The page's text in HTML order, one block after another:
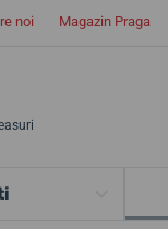
noi Magazin Praga